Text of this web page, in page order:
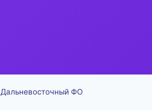
Дальневосточный ФО